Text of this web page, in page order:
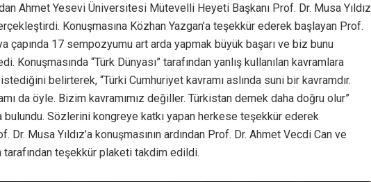
Ahmet Yesevi Üniversitesi Mütevelli Heyeti Başkanı Prof. Dr. Musa Yıldız
Konuşmasına Közhan Yazgan’a teşekkür ederek başlayan Prof.
çapında 17 sempozyumu art arda yapmak büyük başarı ve biz bunu
Konuşmasında “Türk Dünyası” tarafından yanlış kullanılan kavramlara
belirterek, “Türki Cumhuriyet kavramı aslında suni bir kavramdır.
da öyle. Bizim kavramımız değiller. Türkistan demek daha doğru olur”
bulundu. Sözlerini kongreye katkı yapan herkese teşekkür ederek
Dr. Musa Yıldız’a konuşmasının ardından Prof. Dr. Ahmet Vecdi Can ve
tarafından teşekkür plaketi takdim edildi.